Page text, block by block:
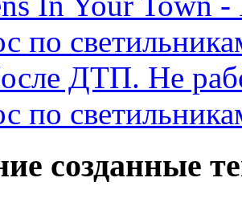
по
ДТП. Не
по
созданные